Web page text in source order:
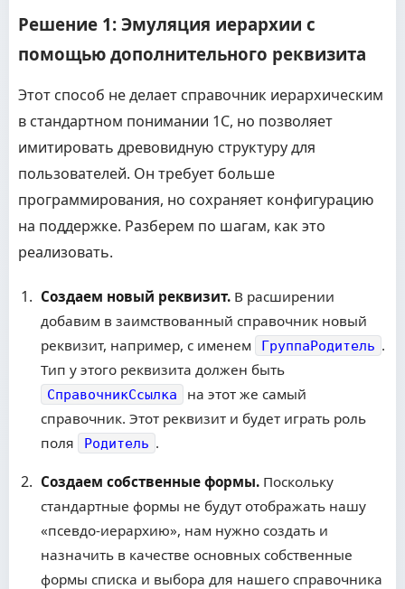
Решение 1: Эмуляция иерархии с
помощью дополнительного реквизита
Этот способ не делает справочник иерархическим
в стандартном понимании 1С, но позволяет
имитировать древовидную структуру для
пользователей. Он требует больше
программирования, но сохраняет конфигурацию
на поддержке. Разберем по шагам, как это
реализовать.
Создаем новый реквизит. В расширении
добавим в заимствованный справочник новый
реквизит, например, с именем
ГруппаРодитель .
Тип у этого реквизита должен быть
СправочникСсылка
на этот же самый
справочник. Этот реквизит и будет играть роль
поля
Родитель .
Создаем собственные формы. Поскольку
стандартные формы не будут отображать нашу
«псевдо-иерархию», нам нужно создать и
назначить в качестве основных собственные
формы списка и выбора для нашего справочника